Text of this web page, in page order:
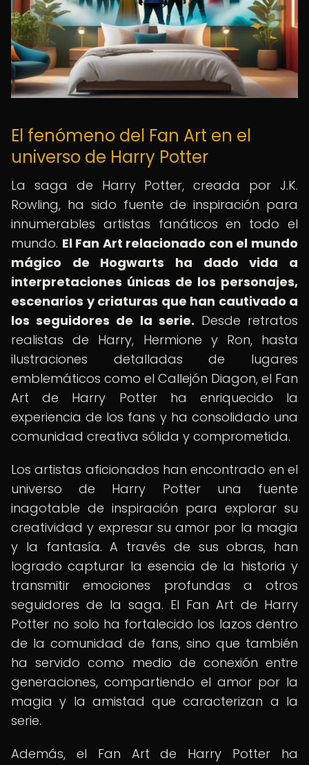
El fenómeno del Fan Art en el
universo de Harry Potter
La saga de Harry Potter, creada por J.K.
Rowling, ha sido fuente de inspiración para
innumerables artistas fanáticos en todo el
mundo. El Fan Art relacionado con el mundo
mágico de Hogwarts ha dado vida a
interpretaciones únicas de los personajes,
escenarios y criaturas que han cautivado a
los seguidores de la serie. Desde retratos
realistas de Harry, Hermione y Ron, hasta
ilustraciones detalladas de lugares
emblemáticos como el Callejón Diagon, el Fan
Art de Harry Potter ha enriquecido la
experiencia de los fans y ha consolidado una
comunidad creativa sólida y comprometida.
Los artistas aficionados han encontrado en el
universo de Harry Potter una fuente
inagotable de inspiración para explorar su
creatividad y expresar su amor por la magia
y la fantasía. A través de sus obras, han
logrado capturar la esencia de la historia y
transmitir emociones profundas a otros
seguidores de la saga. El Fan Art de Harry
Potter no solo ha fortalecido los lazos dentro
de la comunidad de fans, sino que también
ha servido como medio de conexión entre
generaciones, compartiendo el amor por la
magia y la amistad que caracterizan a la
serie.
Además, el Fan Art de Harry Potter ha